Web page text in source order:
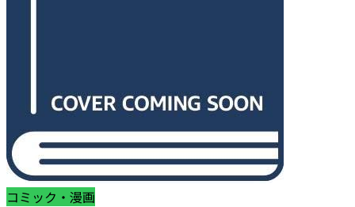
コミック・漫画